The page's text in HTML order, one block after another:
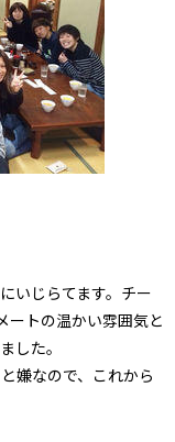
いじらてます。チー
ートの温かい雰囲気と
した。
嫌なので、これから